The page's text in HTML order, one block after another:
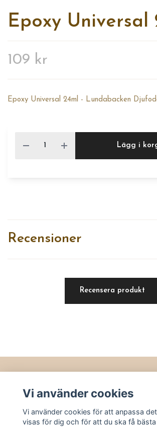
Epoxy Universal
109 kr
Epoxy Universal 24ml - Lundabacken
Lägg i
Recensioner
Recensera produkt
Köpvillkor
Kontakt
Utvalt
Vi använder cookies
Vi använder cookies för att anpassa
visas för dig och för att du ska få bästa